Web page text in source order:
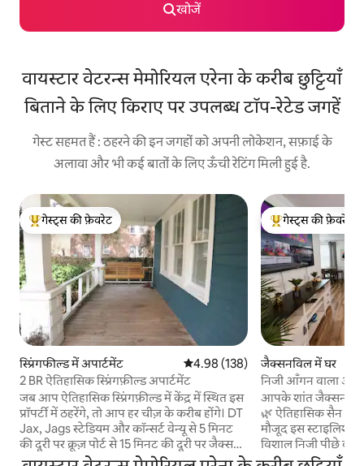
खोजें
वायस्टार वेटरन्स मेमोरियल एरेना के करीब छुट्टियाँ
बिताने के लिए किराए पर उपलब्ध टॉप-रेटेड जगहें
गेस्ट सहमत हैं : ठहरने की इन जगहों को अपनी लोकेशन, सफ़ाई के
अलावा और भी कई बातों के लिए ऊँची रेटिंग मिली हुई है.
गेस्ट्स का टॉप फ़ेवरेट
गेस्ट्स की फ़ेवरेट
स्प्रिंगफील्ड में अपार्टमेंट औसत रेटिंग 5 में से 4.98, 138 समीक्षाएँ
4.98 (138)
2 BR ऐतिहासिक स्प्रिंगफ़ील्ड अपार्टमेंट
जब आप ऐतिहासिक स्प्रिंगफ़ील्ड में केंद्र में स्थित इस
प्रॉपर्टी में ठहरेंगे, तो आप हर चीज़ के करीब होंगे। DT
Jax, Jags स्टेडियम और कॉन्सर्ट वेन्यू से 5 मिनट
की दूरी पर क्रूज़ पोर्ट से 15 मिनट की दूरी पर जैक्स
इंटल एयरपोर्ट (JIA) से 20 मिनट की दूरी पर बीच से
गेस्ट्स का टॉप फ़ेवरेट
गेस्ट्स की फ़ेवरेट
जैक्सनविल में घर
निजी आँगन वाला
के करीब
आपके शांत जैक्सनविल
🌿 ऐतिहासिक सैन
मौजूद इस स्टाइलिश,
विशाल निजी पीछे
की कॉफ़ी पीने या लंबे